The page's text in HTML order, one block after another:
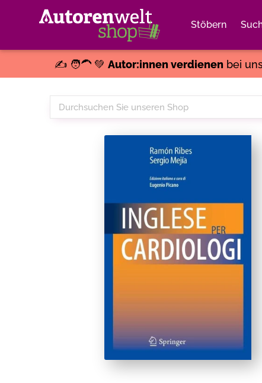
Stöbern
✍️ 🧑‍🦱 💚 Autor:innen verdienenbei
Durchsuchen
Sie